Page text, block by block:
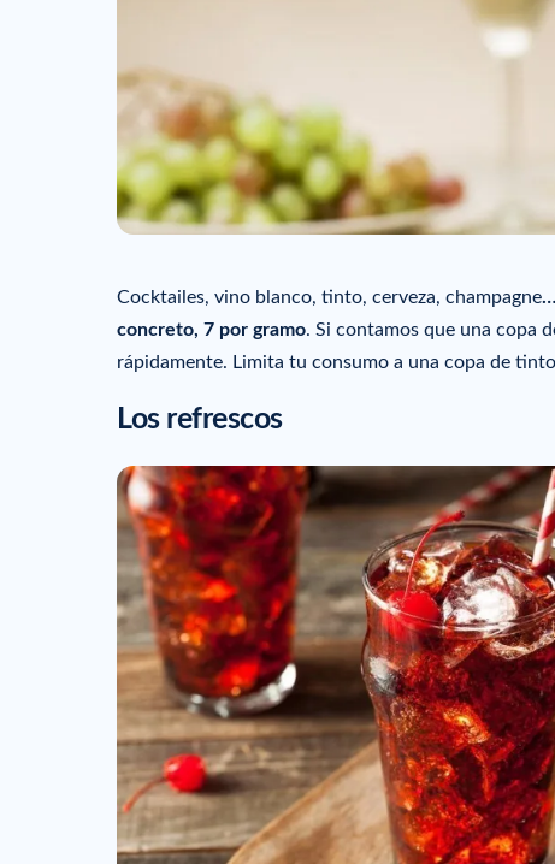
Cocktailes, vino blanco, tinto, cerveza, champagne
concreto, 7 por gramo. Si contamos que una copa
rápidamente. Limita tu consumo a una copa de
Los refrescos